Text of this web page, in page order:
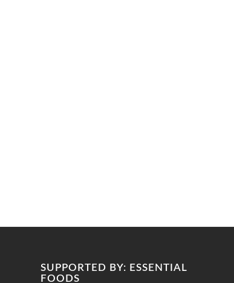
SUPPORTED BY: ESSENTIAL
FOODS